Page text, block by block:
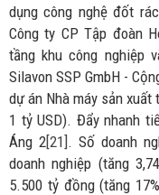
dụng công nghệ đốt
Công ty CP Tập đoàn
tầng khu công nghiệp
Silavon SSP GmbH -
dự án Nhà máy sản xuất
1 tỷ USD). Đẩy nhanh
Áng 2[21]. Số doanh
doanh nghiệp (tăng
5.500 tỷ đồng (tăng